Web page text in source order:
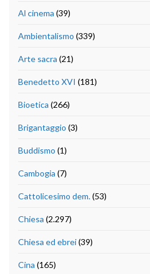
Al cinema (39)
Ambientalismo (339)
Arte sacra (21)
Benedetto XVI (181)
Bioetica (266)
Brigantaggio (3)
Buddismo (1)
Cambogia (7)
Cattolicesimo dem.(53)
Chiesa (2.297)
Chiesa ed ebrei(39)
Cina (165)